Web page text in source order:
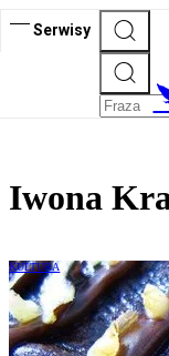
Serwisy
Iwona
KULTURA
"Hormon
czekolada